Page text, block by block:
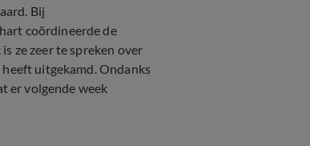
Bij
coördineerde de
ze zeer te spreken over
uitgekamd. Ondanks
er volgende week